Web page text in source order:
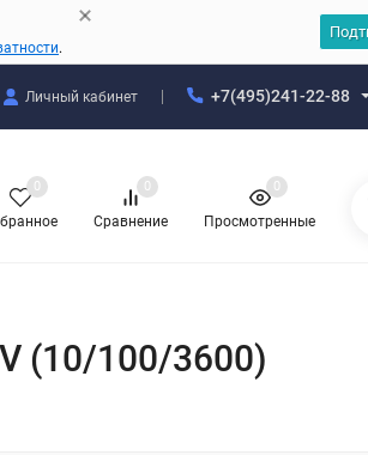
.
Личный кабинет +7(495)241-22-88
0
Сравнение
0
Просмотренные
0
(10/100/3600)